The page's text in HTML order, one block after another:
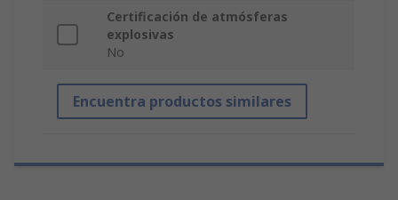
Certificación de atmósferas
explosivas
No
Encuentra productos similares